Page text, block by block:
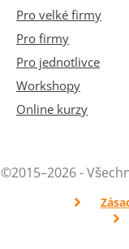
Pro velké firmy
Pro firmy
Pro jednotlivce
Workshopy
Online kurzy
©2015–2026 -